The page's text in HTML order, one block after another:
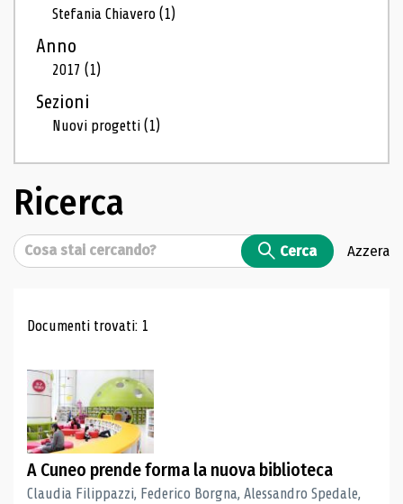
Stefania Chiavero(1)
Anno
2017(1)
Sezioni
Nuovi progetti(1)
Ricerca
Cerca Cerca Azzera
Risultati di ricerca
Documenti trovati: 1
A Cuneo prende forma la nuova biblioteca
Claudia Filippazzi, Federico Borgna, Alessandro Spedale,